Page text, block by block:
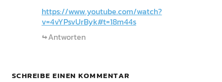
https://www.youtube.com/watch?
v=4vYPsvUrByk#t=18m44s
Antworten
SCHREIBE EINEN KOMMENTAR